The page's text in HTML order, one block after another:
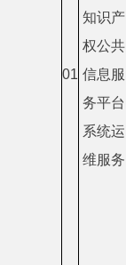
01
知识产
权公共
信息服
务平台
系统运
维服务